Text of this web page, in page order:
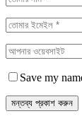
Save my